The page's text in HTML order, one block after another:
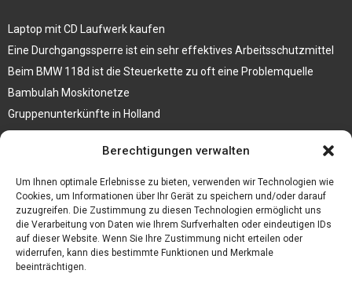
Berechtigungen verwalten
Um Ihnen optimale Erlebnisse zu bieten, verwenden wir Technologien wie
Cookies, um Informationen über Ihr Gerät zu speichern und/oder darauf
zuzugreifen. Die Zustimmung zu diesen Technologien ermöglicht uns
die Verarbeitung von Daten wie Ihrem Surfverhalten oder eindeutigen IDs
auf dieser Website. Wenn Sie Ihre Zustimmung nicht erteilen oder
widerrufen, kann dies bestimmte Funktionen und Merkmale
beeinträchtigen.
Laptop mit CD Laufwerk kaufen
Eine Durchgangssperre ist ein sehr effektives Arbeitsschutzmittel
Beim BMW 118d ist die Steuerkette zu oft eine Problemquelle
Bambulah Moskitonetze
Gruppenunterkünfte in Holland
Jutebeutel kaufen und ihre Strapazierfähigkeit nutzen
Personalhandbuch
10 Tipps um einen guten Eindruck zu machen
Sahnemaschine